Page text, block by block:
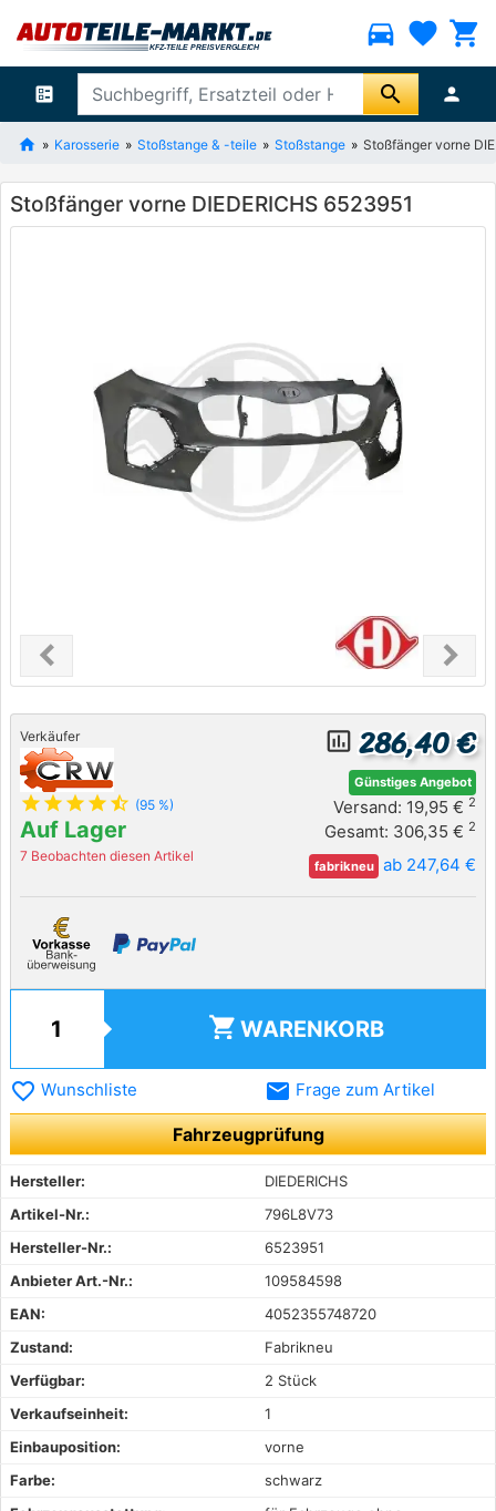
directions_car favorite shopping_cart
ballot search person
Karosserie Stoßstange & -teile Stoßstange Stoßfänger vorne
Stoßfänger vorne DIEDERICHS 6523951
chevron_leftPrevious chevron_right
Next
Verkäufer
star star star star star_half (95 %)
Auf Lager
7 Beobachten diesen Artikel
insert_chart_outlined 286,40 €
Günstiges Angebot
Versand: 19,95 € 2
Gesamt: 306,35 € 2
fabrikneu ab 247,64 €
shopping_cart WARENKORB
favorite_border Wunschliste email Frage zum Artikel
Fahrzeugprüfung
Hersteller:
DIEDERICHS
Artikel-Nr.:
796L8V73
Hersteller-Nr.:
6523951
Anbieter Art.-Nr.:
109584598
EAN:
4052355748720
Zustand:
Fabrikneu
Verfügbar:
2 Stück
Verkaufseinheit:
1
Einbauposition:
vorne
Farbe:
schwarz